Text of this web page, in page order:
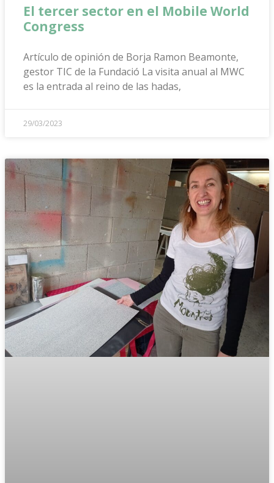
El tercer sector en el Mobile World
Congress
Artículo de opinión de Borja Ramon Beamonte,
gestor TIC de la Fundació La visita anual al MWC
es la entrada al reino de las hadas,
29/03/2023